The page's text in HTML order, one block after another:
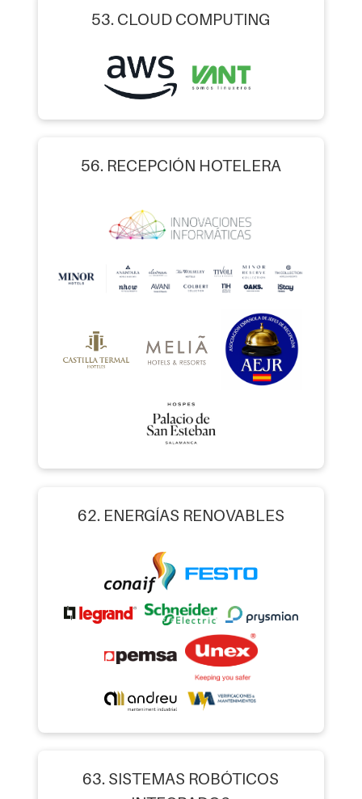
53. CLOUD COMPUTING
56. RECEPCIÓN HOTELERA
62. ENERGÍAS RENOVABLES
63. SISTEMAS ROBÓTICOS